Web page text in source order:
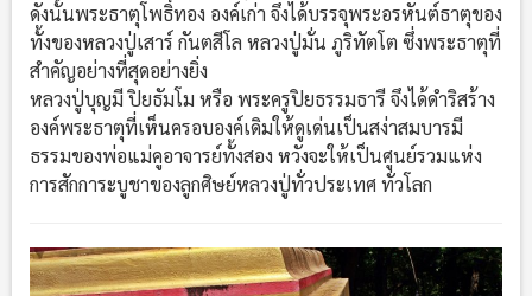
ดังนั้นพระธาตุโพธิ์ทอง องค์เก่า จึงได้บรรจุพระอรหันต์ธาตุของ
ทั้งของหลวงปู่เสาร์ กันตสีโล หลวงปู่มั่น ภูริทัตโต ซึ่งพระธาตุที่
สำคัญอย่างที่สุดอย่างยิ่ง
หลวงปู่บุญมี ปิยธัมโม หรือ พระครูปิยธรรมธารี จึงได้ดำริสร้าง
องค์พระธาตุที่เห็นครอบองค์เดิมให้ดูเด่นเป็นสง่าสมบารมี
ธรรมของพ่อแม่คูอาจารย์ทั้งสอง หวังจะให้เป็นศูนย์รวมแห่ง
การสักการะบูชาของลูกศิษย์หลวงปู่ทั่วประเทศ ทั่วโลก